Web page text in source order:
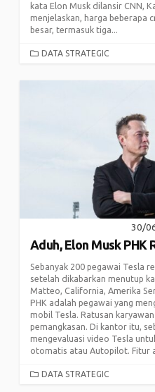
kata Elon Musk dilansir CNN,
menjelaskan, harga beberapa
besar, termasuk tiga...
CATEGORIES
DATA STRATEGIC
30/
Aduh, Elon Musk PHK
Sebanyak 200 pegawai Tesla
setelah dikabarkan menutup
Matteo, California, Amerika
PHK adalah pegawai yang
mobil Tesla. Ratusan
pemangkasan. Di kantor itu,
mengevaluasi video Tesla
otomatis atau Autopilot. Fitur
CATEGORIES
DATA STRATEGIC